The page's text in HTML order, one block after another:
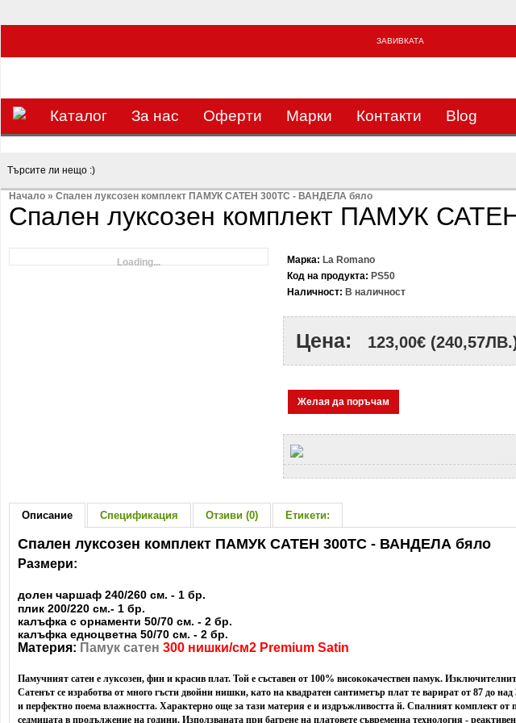
ЗАВИВКАТА
Каталог За нас Оферти Mарки Контакти Blog
Начало » Спален луксозен комплект ПАМУК САТЕН 300TC - ВАНДЕЛА бяло
Спален луксозен комплект ПАМУК
Loading... Марка: La Romano
Код на продукта: PS50
Наличност: В наличност
Цена: 123,00€
Желая да поръчам
Описание Спецификация Отзиви (0) Етикети:
Спален луксозен комплект ПАМУК САТЕН 300TC - ВАНДЕЛА бяло
Размери:
долен чаршаф 240/260 см. - 1 бр.
плик 200/220 см.- 1 бр.
калъфка с орнаменти 50/70 см. - 2 бр.
калъфка едноцветна 50/70 см. - 2 бр.
Материя: Памук сатен 300 нишки/см2 Premium Satin
Памучният сатен е луксозен, фин и красив плат. Той е съставен от 100% висококачествен памук.
Сатенът се изработва от много гъсти двойни нишки, като на квадратен сантиметър плат те варират от 87 до
и перфектно поема влажността. Характерно още за тази материя е и издръжливостта й. Спалният комплект от
седмицата в продължение на години. Използваната при багрене на платовете съвременна технология -